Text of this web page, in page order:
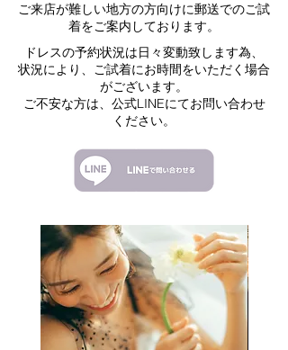
ご来店が難しい地方の方向けに郵送でのご試
着をご案内しております。
ドレスの予約状況は日々変動致します為、
状況により、ご試着にお時間をいただく場合
がございます。​
​ご不安な方は、公式LINEにてお問い合わせ
ください。